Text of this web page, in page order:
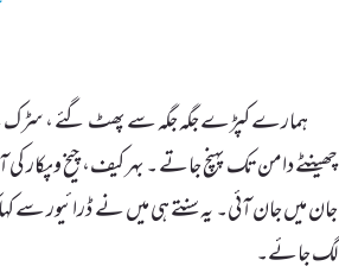
ہمارے کپڑے جگہ جگہ سے پھٹ گئے ، سڑک
چھینٹے دامن تک پہنچ جاتے ۔ بہر کیف، چیخ وپکار
جان میں جان آئی۔ یہ سنتے ہی میں نے ڈرائیور
لگ جائے۔